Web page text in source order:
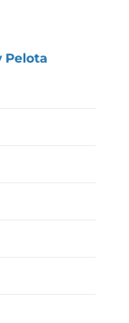
Pelota